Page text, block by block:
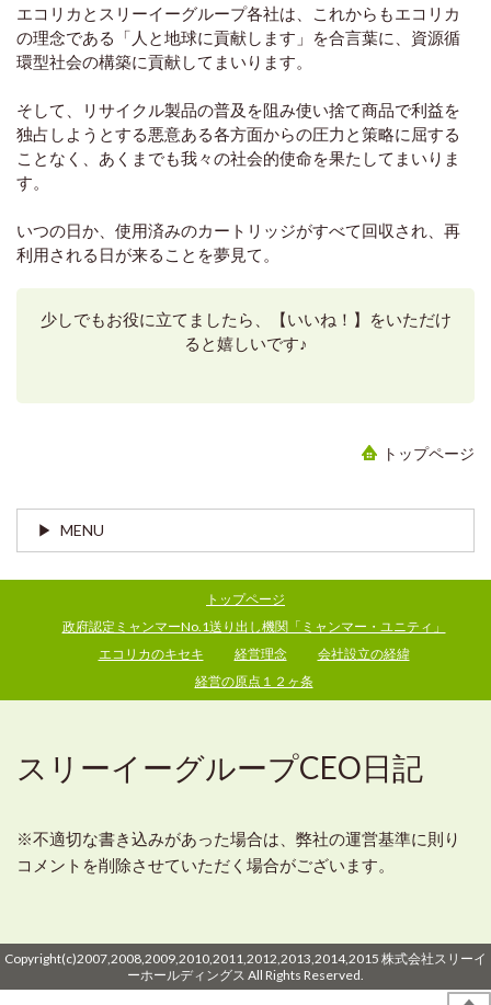
エコリカとスリーイーグループ各社は、これからもエコリカ
の理念である「人と地球に貢献します」を合言葉に、資源循
環型社会の構築に貢献してまいります。
そして、リサイクル製品の普及を阻み使い捨て商品で利益を
独占しようとする悪意ある各方面からの圧力と策略に屈する
ことなく、あくまでも我々の社会的使命を果たしてまいりま
す。
いつの日か、使用済みのカートリッジがすべて回収され、再
利用される日が来ることを夢見て。
少しでもお役に立てましたら、【いいね！】をいただけ
ると嬉しいです♪
トップページ
MENU
トップページ
政府認定ミャンマーNo.1送り出し機関「ミャンマー・ユニティ」
エコリカのキセキ
経営理念
会社設立の経緯
経営の原点１２ヶ条
スリーイーグループCEO日記
※不適切な書き込みがあった場合は、弊社の運営基準に則り
コメントを削除させていただく場合がございます。
Copyright(c)2007,2008,2009,2010,2011,2012,2013,2014,2015 株式会社スリーイ
ーホールディングス All Rights Reserved.